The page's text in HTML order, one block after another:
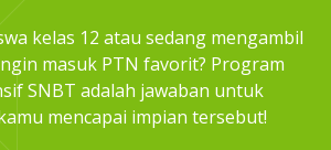
kelas 12 atau sedang mengambil
masuk PTN favorit? Program
SNBT adalah jawaban untuk
mencapai impian tersebut!